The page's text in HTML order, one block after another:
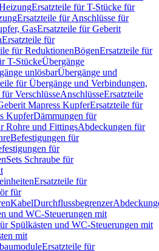
Ersatzteile für T-Stücke für
Ersatzteile für Anschlüsse für
GasErsatzteile für Geberit
Ersatzteile für
für ReduktionenBögenErsatzteile für
T-StückeÜbergänge
unlösbarÜbergänge und
für Übergänge und Verbindungen,
VerschlüsseAnschlüsseErsatzteile
Mapress KupferErsatzteile für
KupferDämmungen für
Rohre und FittingsAbdeckungen für
Befestigungen für
für
Sets Schraube für
Ersatzteile für
für
KabelDurchflussbegrenzer
und WC-Steuerungen mit
Spülkästen und WC-Steuerungen mit
mit
Ersatzteile für